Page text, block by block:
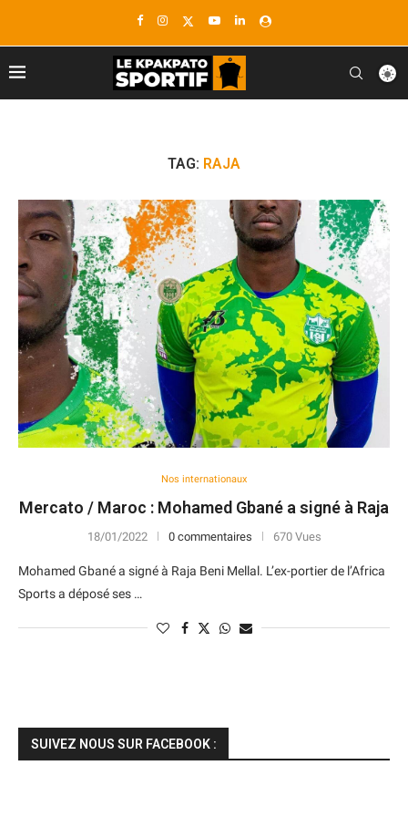
TAG: RAJA
Nos internationaux
Mercato / Maroc : Mohamed Gbané a signé à Raja
18/01/2022 0 commentaires 670 Vues
Mohamed Gbané a signé à Raja Beni Mellal. L’ex-portier de l’Africa
Sports a déposé ses …
SUIVEZ NOUS SUR FACEBOOK :